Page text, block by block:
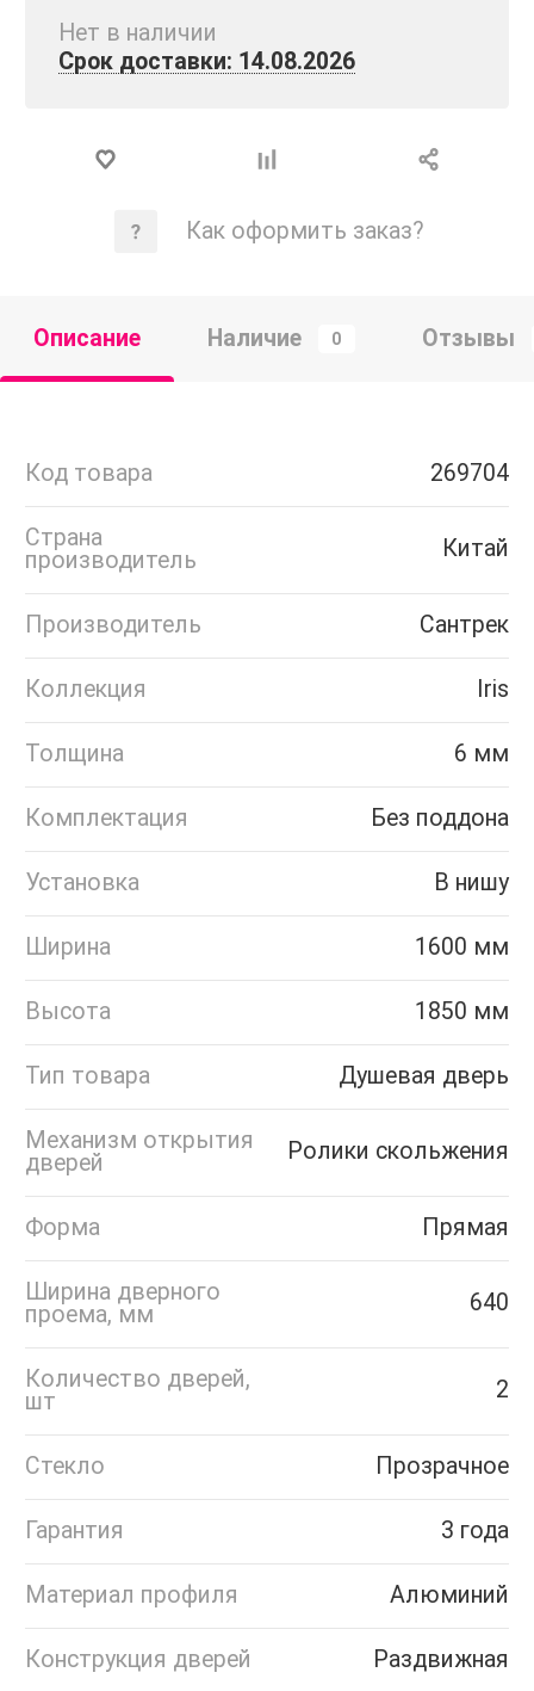
Нет в наличии
Срок доставки: 14.08.2026
Как оформить заказ?
Описание Наличие 0 Отзывы
Код товара 269704
Страна
производитель
Китай
Производитель Сантрек
Коллекция Iris
Толщина 6 мм
Комплектация Без поддона
Установка В нишу
Ширина 1600 мм
Высота 1850 мм
Тип товара Душевая дверь
Механизм открытия
дверей
Ролики скольжения
Форма Прямая
Ширина дверного
проема, мм
640
Количество дверей,
шт
2
Стекло Прозрачное
Гарантия 3 года
Материал профиля Алюминий
Конструкция дверей Раздвижная